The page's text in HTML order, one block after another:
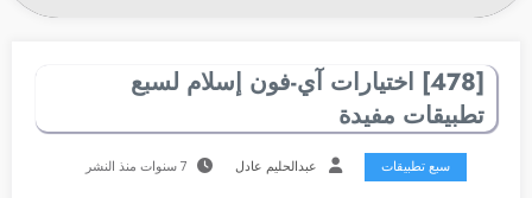
[478] اختيارات آي-فون إسلام لسبع
تطبيقات مفيدة
سبع تطبيقات عبدالحليم عادل 7 سنوات منذ النشر